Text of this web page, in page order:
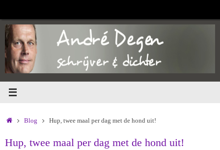
de
inhoud
HomeBlog Hup, twee maal per dag met de hond uit!
Hup, twee maal per dag met de hond uit!